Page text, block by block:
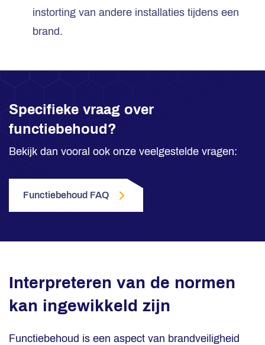
instorting van andere installaties tijdens een
brand.
Specifieke vraag over
functiebehoud?
Bekijk dan vooral ook onze veelgestelde vragen:
Functiebehoud FAQ
Interpreteren van de normen
kan ingewikkeld zijn
Functiebehoud is een aspect van brandveiligheid